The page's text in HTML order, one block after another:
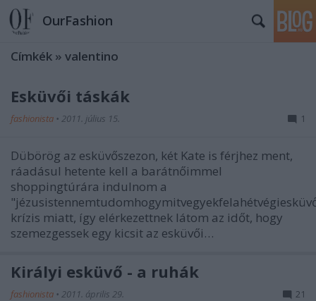
OurFashion
Címkék » valentino
Esküvői táskák
fashionista • 2011. július 15. 1
Dübörög az esküvőszezon, két Kate is férjhez ment,
ráadásul hetente kell a barátnőimmel
shoppingtúrára indulnom a
krízis miatt, így elérkezettnek látom az időt, hogy
szemezgessek egy kicsit az esküvői…
Királyi esküvő - a ruhák
fashionista • 2011. április 29. 21